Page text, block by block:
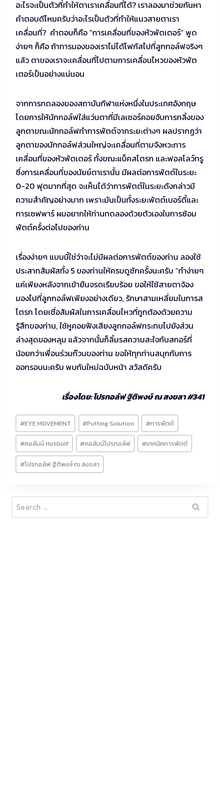
อะไรจะเป็นตัวที่ทำให้ตาเราเคลื่อนที่ได้? เราลองมาช่วยกันหา
คำตอบดีไหมครับว่าอะไรเป็นตัวที่ทำให้แนวสายตาเรา
เคลื่อนที่? คำตอบก็คือ “การเคลื่อนที่ของหัวพัตเตอร์” พูด
ง่ายๆ ก็คือ ถ้าการมองของเราไม่ได้โฟกัสไปที่ลูกกอล์ฟจริงๆ
แล้ว ตาของเราจะเคลื่อนที่ไปตามการเคลื่อนไหวของหัวพัต
เตอร์เป็นอย่างแน่นอน
จากการทดลองของสถาบันกีฬาแห่งหนึ่งในประเทศอังกฤษ
โดยการให้นักกอล์ฟใส่แว่นตาที่มีเลเซอร์คอยจับการกลิ้งของ
ลูกตาขณะนักกอล์ฟทำการพัตต์จากระยะต่างๆ ผลปรากฏว่า
ลูกตาของนักกอล์ฟส่วนใหญ่จะเคลื่อนที่ตามจังหวะการ
เคลื่อนที่ของหัวพัตเตอร์ ทั้งขณะแบ็คสโตรก และฟอลโลว์ทรู
ซึ่งการเคลื่อนที่ของนัยย์ตาเรานั้น มีผลต่อการพัตต์ในระยะ
0-20 ฟุตมากที่สุด จะเห็นได้ว่าการพัตต์ในระยะดังกล่าวมี
ความสำคัญอย่างมาก เพราะมันเป็นทั้งระยะพัตต์เบอร์ดี้และ
การเซฟพาร์ ผมอยากให้ท่านทดลองด้วยตัวเองในการซ้อม
พัตต์ครั้งต่อไปของท่าน
เรื่องง่ายๆ แบบนี้ใช่ว่าจะไม่มีผลต่อการพัตต์ของท่าน ลองใช้
ประสาทสัมผัสทั้ง 5 ของท่านให้ครบดูซักครั้งนะครับ “ทำง่ายๆ
แค่เพียงหลังจากเข้ายืนจรดเรียบร้อย ขอให้ใช้สายตาจ้อง
มองไปที่ลูกกอล์ฟเพียงอย่างเดียว, รักษาสามเหลี่ยมในการส
โตรก โดยเชื่อสัมผัสในการเคลื่อนไหวที่ถูกต้องด้วยความ
รู้สึกของท่าน, ใช้หูคอยฟังเสียงลูกกอล์ฟกระทบไปยังส่วน
ล่างสุดของหลุม แล้วจากนั้นก็ลิ้มรสความสะใจกับสกอร์ที่
น้อยกว่าเพื่อนร่วมก๊วนของท่าน ขอให้ทุกท่านสนุกกับการ
ออกรอบนะครับ พบกันใหม่ฉบับหน้า สวัสดีครับ
เรื่องโดย: โปรกอล์ฟ ฐิติพงษ์ ณ สงขลา #341
Post
Tags:
#EYE MOVEMENT #Putting Solution #การพัตต์
#คอลัมน์ HotGolf #คอลัมน์โปรกอล์ฟ #เทคนิคการพัตต์
#โปรกอล์ฟ ฐิติพงษ์ ณ สงขลา
Search
for: